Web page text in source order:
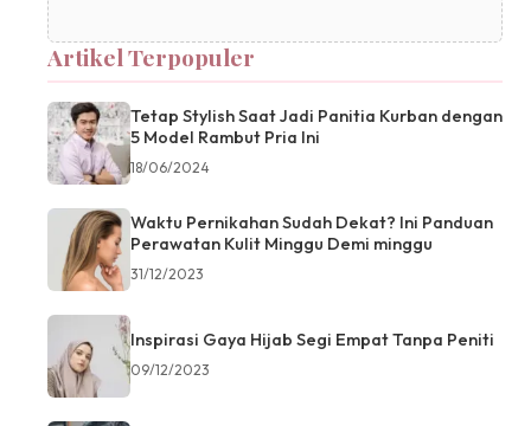
Artikel Terpopuler
Tetap Stylish Saat Jadi Panitia Kurban dengan
5 Model Rambut Pria Ini
18/06/2024
Waktu Pernikahan Sudah Dekat? Ini Panduan
Perawatan Kulit Minggu Demi minggu
31/12/2023
Inspirasi Gaya Hijab Segi Empat Tanpa Peniti
09/12/2023